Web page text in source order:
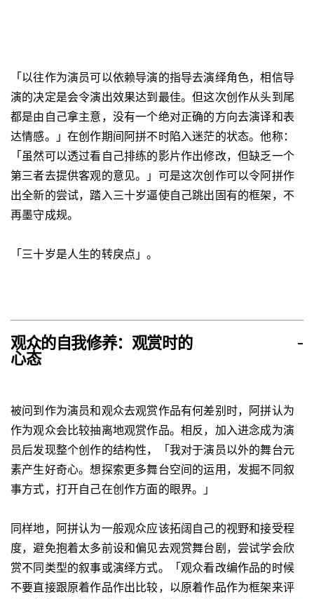
「以往作为演员可以依赖导演的指导去演绎角色，相信导
演的决定是会令演出效果达到最佳。但这次创作从头到尾
都是由自己拿主意，没有一个绝对正确的方向去演译和表
达情感。」在创作期间阿拼不时陷入迷茫的状态。他称：
「虽然可以透过看自己排练的影片作出修改，但缺乏一个
第三者去提供客观的意见。」可是这次创作可以令阿拼作
出全新的尝试，踏入三十岁逼使自己跳出固有的框架，不
再墨守成规。
「三十岁是人生的转戾点」。
观众的自我修养：观赏时的
心态
-
被问到作为演员和观众去观赏作品有何差别时，阿拼认为
作为观众会比较抽离地观赏作品。相反，加入进念成为演
员后发现整个创作的结构性，「我对于演员以外的舞台元
素产生好奇心。想探索更多舞台空间的运用，发掘不同叙
事方式，打开自己在创作方面的眼界。」
同样地，阿拼认为一般观众应该拓阔自己的视野和接受程
度，避免抱着太多前设和偏见去观赏舞台剧，尝试学会欣
赏不同类型的叙事或演绎方式。「观众看改编作品的时候
不要直接跟原着作品作出比较，以原着作品作为框架来评